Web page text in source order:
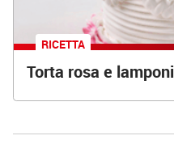
RICETTA
Torta rosa e lamponi